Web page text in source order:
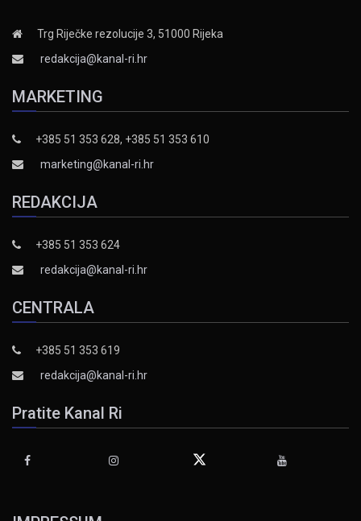
Trg Riječke rezolucije 3, 51000 Rijeka
redakcija@kanal-ri.hr
MARKETING
+385 51 353 628, +385 51 353 610
marketing@kanal-ri.hr
REDAKCIJA
+385 51 353 624
redakcija@kanal-ri.hr
CENTRALA
+385 51 353 619
redakcija@kanal-ri.hr
Pratite Kanal Ri